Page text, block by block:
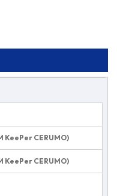
KeePer CERUMO)
KeePer CERUMO)